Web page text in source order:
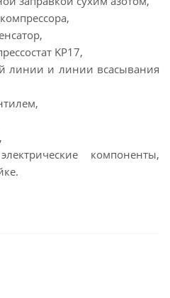
KP17,
линии и линии всасывания
компоненты,